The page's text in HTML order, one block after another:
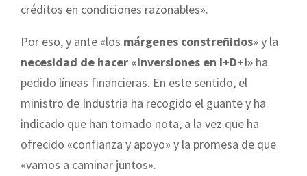
créditos en condiciones razonables».
Por eso, y ante «los márgenes constreñidos» y la
necesidad de hacer «inversiones en I+D+i» ha
pedido líneas financieras. En este sentido, el
ministro de Industria ha recogido el guante y ha
indicado que han tomado nota, a la vez que ha
ofrecido «confianza y apoyo» y la promesa de que
«vamos a caminar juntos».